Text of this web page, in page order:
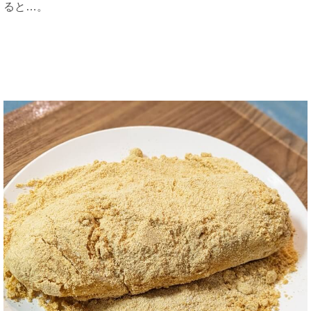
ると…。